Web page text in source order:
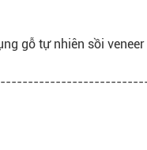
gỗ tự nhiên sồi